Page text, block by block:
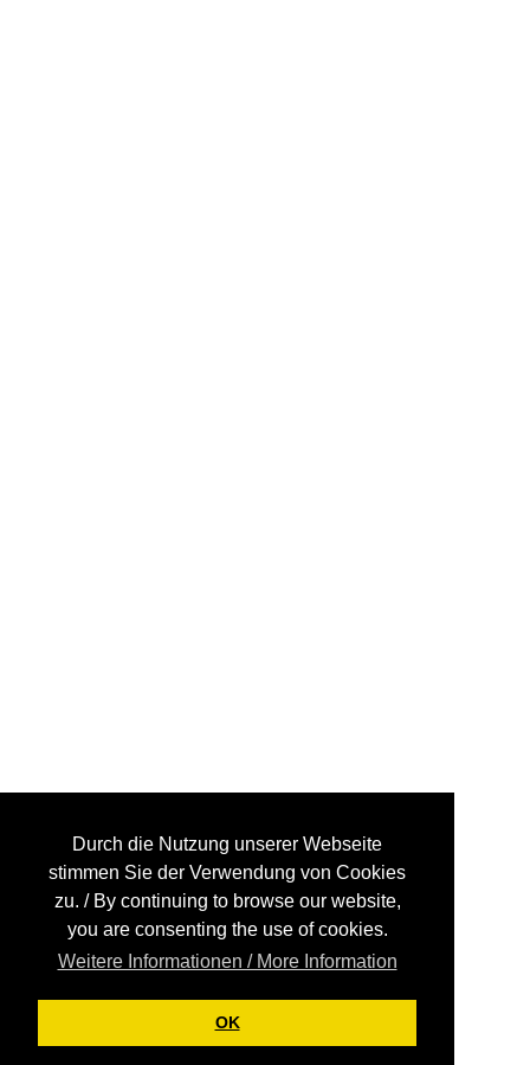
Durch die Nutzung unserer Webseite
stimmen Sie der Verwendung von Cookies
zu. / By continuing to browse our website,
you are consenting the use of cookies.
Weitere Informationen / More Information
OK